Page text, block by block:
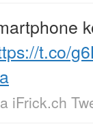
t.co/
iFrick.ch